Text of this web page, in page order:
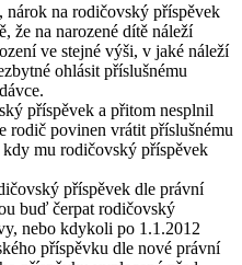
nárok na rodičovský příspěvek
že na narozené dítě náleží
ve stejné výši, v jaké náleží
ohlásit příslušnému
příspěvek a přitom nesplnil
rodič povinen vrátit příslušnému
mu rodičovský příspěvek
příspěvek dle právní
buď čerpat rodičovský
nebo kdykoli po 1.1.2012
příspěvku dle nové právní